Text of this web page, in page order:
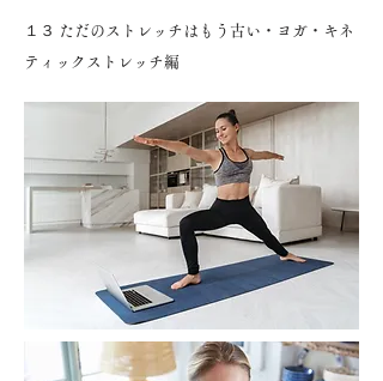
１３ ただのストレッチはもう古い・ヨガ・キネ
ティックストレッチ編​​